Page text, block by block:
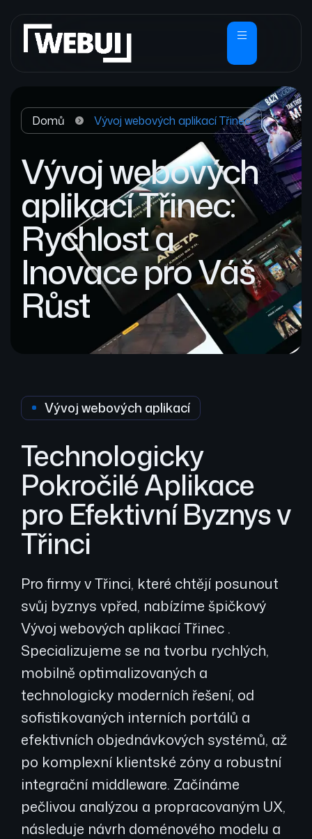
Domů Vývoj webových aplikací Třinec
Vývoj webových
aplikací Třinec:
Rychlost a
Inovace pro Váš
Růst
Vývoj webových aplikací
Technologicky
Pokročilé Aplikace
pro Efektivní Byznys v
Třinci
Pro firmy v Třinci, které chtějí posunout
svůj byznys vpřed, nabízíme špičkový
Vývoj webových aplikací Třinec .
Specializujeme se na tvorbu rychlých,
mobilně optimalizovaných a
technologicky moderních řešení, od
sofistikovaných interních portálů a
efektivních objednávkových systémů, až
po komplexní klientské zóny a robustní
integrační middleware. Začínáme
pečlivou analýzou a propracovaným UX,
následuje návrh doménového modelu a